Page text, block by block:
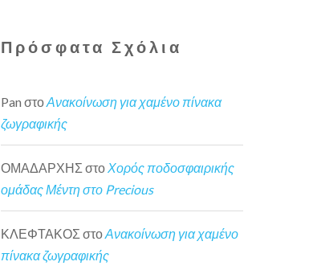
Πρόσφατα Σχόλια
Pan στοΑνακοίνωση για χαμένο πίνακα
ζωγραφικής
ΟΜΑΔΑΡΧΗΣ στο Χορός ποδοσφαιρικής
ομάδας Μέντη στο Precious
ΚΛΕΦΤΑΚΟΣ στοΑνακοίνωση για χαμένο
πίνακα ζωγραφικής